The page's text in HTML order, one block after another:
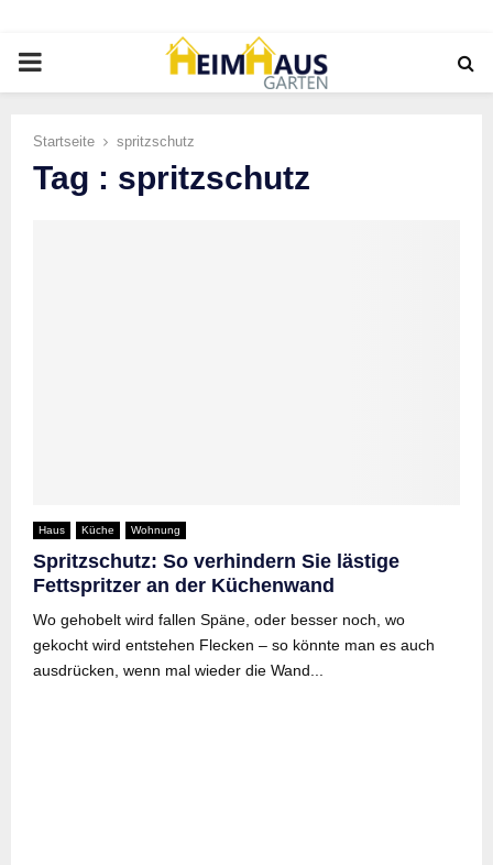
PRIMARY
Startseite spritzschutz
Tag : spritzschutz
Haus Küche Wohnung
Spritzschutz: So verhindern Sie lästige
Fettspritzer an der Küchenwand
Wo gehobelt wird fallen Späne, oder besser noch, wo
gekocht wird entstehen Flecken – so könnte man es auch
ausdrücken, wenn mal wieder die Wand...